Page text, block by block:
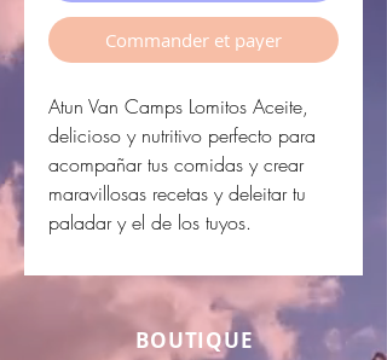
Commander et payer
Atun Van Camps Lomitos Aceite,
delicioso y nutritivo perfecto para
acompañar tus comidas y crear
maravillosas recetas y deleitar tu
paladar y el de los tuyos.
BOUTIQUE